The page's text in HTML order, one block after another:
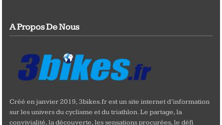
A Propos De Nous
Créé en janvier 2019, 3bikes.fr est un site internet d’information
sur les univers du cyclisme et du triathlon. Le partage, la
convivialité, la découverte, les sensations procurées, le défi